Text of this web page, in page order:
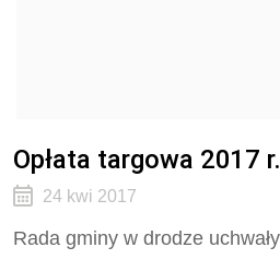
Opłata targowa 2017 r.
24 kwi 2017
Rada gminy w drodze